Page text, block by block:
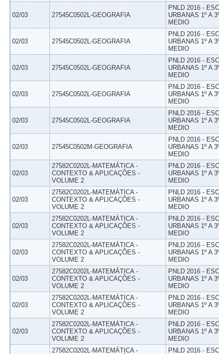
02/03 27545C0502L-GEOGRAFIA
PNLD 2016 -
URBANAS 1º A
MEDIO
02/03 27545C0502L-GEOGRAFIA
PNLD 2016 -
URBANAS 1º A
MEDIO
02/03 27545C0502L-GEOGRAFIA
PNLD 2016 -
URBANAS 1º A
MEDIO
02/03 27545C0502L-GEOGRAFIA
PNLD 2016 -
URBANAS 1º A
MEDIO
02/03 27545C0502L-GEOGRAFIA
PNLD 2016 -
URBANAS 1º A
MEDIO
02/03 27545C0502M-GEOGRAFIA
PNLD 2016 -
URBANAS 1º A
MEDIO
02/03
27582C0202L-MATEMÁTICA -
CONTEXTO & APLICAÇÕES -
VOLUME 2
PNLD 2016 -
URBANAS 1º A
MEDIO
02/03
27582C0202L-MATEMÁTICA -
CONTEXTO & APLICAÇÕES -
VOLUME 2
PNLD 2016 -
URBANAS 1º A
MEDIO
02/03
27582C0202L-MATEMÁTICA -
CONTEXTO & APLICAÇÕES -
VOLUME 2
PNLD 2016 -
URBANAS 1º A
MEDIO
02/03
27582C0202L-MATEMÁTICA -
CONTEXTO & APLICAÇÕES -
VOLUME 2
PNLD 2016 -
URBANAS 1º A
MEDIO
02/03
27582C0202L-MATEMÁTICA -
CONTEXTO & APLICAÇÕES -
VOLUME 2
PNLD 2016 -
URBANAS 1º A
MEDIO
02/03
27582C0202L-MATEMÁTICA -
CONTEXTO & APLICAÇÕES -
VOLUME 2
PNLD 2016 -
URBANAS 1º A
MEDIO
02/03
27582C0202L-MATEMÁTICA -
CONTEXTO & APLICAÇÕES -
VOLUME 2
PNLD 2016 -
URBANAS 1º A
MEDIO
27582C0202L-MATEMÁTICA -
PNLD 2016 -